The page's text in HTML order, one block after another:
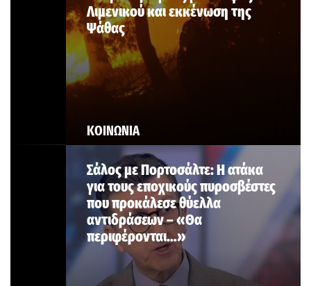
ΚΟΙΝΩΝΙΑ
Λιμενικού και εκκένωση της
Ψάθας
Σάλος με Πορτοσάλτε: Η ατάκα
για τους εποχικούς πυροσβέστες
που προκάλεσε θύελλα
αντιδράσεων – «Θα
περιφέρονται…»